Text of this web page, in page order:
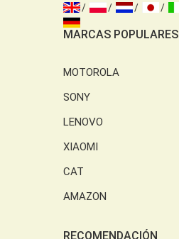
MARCAS POPULARES
MOTOROLA
SONY
LENOVO
XIAOMI
CAT
AMAZON
RECOMENDACIÓN